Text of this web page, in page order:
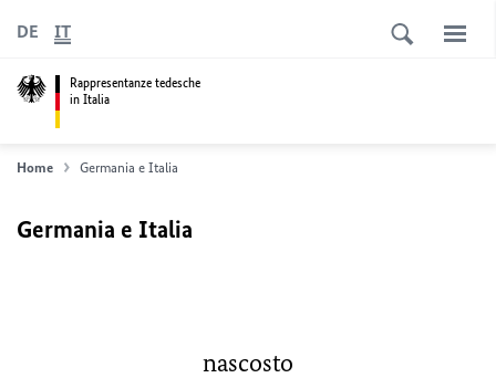
Rappresentanze tedesche
in Italia
DE IT
Home Germania e Italia
Germania e Italia
nascosto